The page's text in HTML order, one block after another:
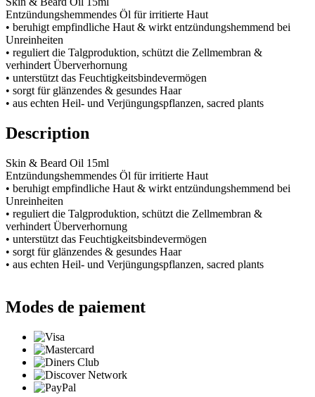
Entzündungshemmendes Öl für irritierte Haut
• beruhigt empfindliche Haut & wirkt entzündungshemmend bei
Unreinheiten
• reguliert die Talgproduktion, schützt die Zellmembran &
verhindert Überverhornung
• unterstützt das Feuchtigkeitsbindevermögen
• sorgt für glänzendes & gesundes Haar
• aus echten Heil- und Verjüngungspflanzen, sacred plants
Description
Skin & Beard Oil 15ml
Entzündungshemmendes Öl für irritierte Haut
• beruhigt empfindliche Haut & wirkt entzündungshemmend bei
Unreinheiten
• reguliert die Talgproduktion, schützt die Zellmembran &
verhindert Überverhornung
• unterstützt das Feuchtigkeitsbindevermögen
• sorgt für glänzendes & gesundes Haar
• aus echten Heil- und Verjüngungspflanzen, sacred plants
Modes de paiement